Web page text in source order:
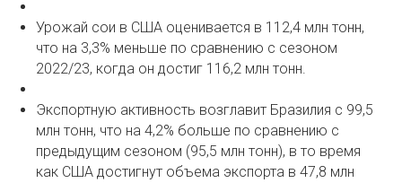
Урожай сои в США оценивается в 112,4 млн тонн,
что на 3,3% меньше по сравнению с сезоном
2022/23, когда он достиг 116,2 млн тонн.
Экспортную активность возглавит Бразилия с 99,5
млн тонн, что на 4,2% больше по сравнению с
предыдущим сезоном (95,5 млн тонн), в то время
как США достигнут объема экспорта в 47,8 млн